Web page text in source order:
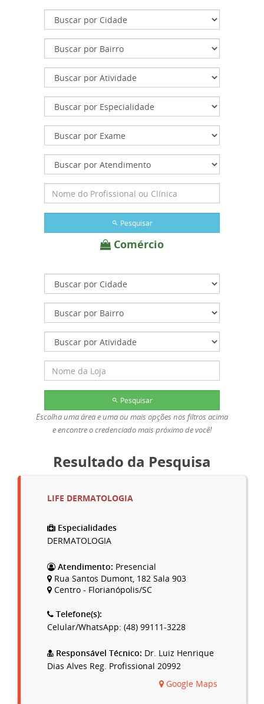
Pesquisar
Comércio
Pesquisar
Escolha uma área e uma ou mais opções nos filtros acima
e encontre o credenciado mais próximo de você!
Resultado da Pesquisa
LIFE DERMATOLOGIA
Especialidades
DERMATOLOGIA
Atendimento: Presencial
Rua Santos Dumont, 182 Sala 903
Centro - Florianópolis/SC
Telefone(s):
Celular/WhatsApp: (48) 99111-3228
Responsável Técnico: Dr. Luiz Henrique
Dias Alves Reg. Profissional 20992
Google Maps